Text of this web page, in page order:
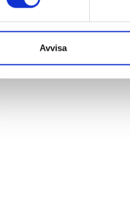
Avvisa